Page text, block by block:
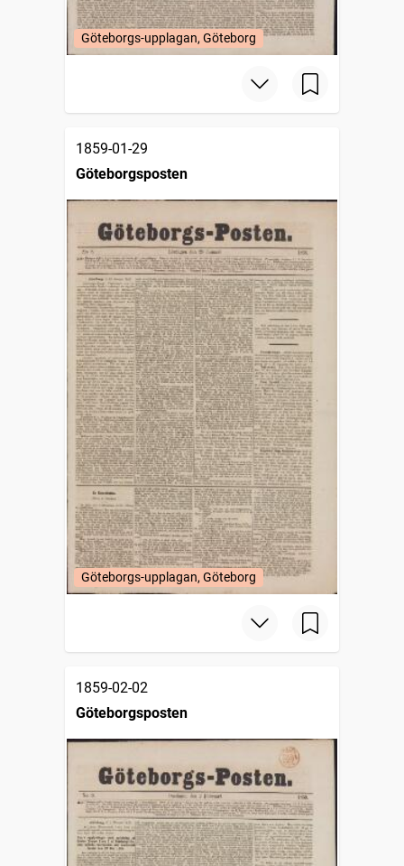
Göteborgs-upplagan, Göteborg
1859-01-29
Göteborgsposten
Göteborgs-upplagan, Göteborg
1859-02-02
Göteborgsposten